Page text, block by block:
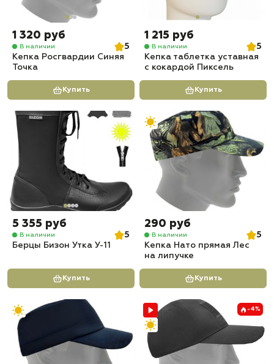
1 320 руб
В наличии
5
Кепка Росгвардии Синяя
Точка
Купить
1 215 руб
В наличии
5
Кепка таблетка уставная
с кокардой Пиксель
Купить
5 355 руб
В наличии
5
Берцы Бизон Утка У-11
Купить
290 руб
В наличии
5
Кепка Нато прямая Лес
на липучке
Купить
-4%